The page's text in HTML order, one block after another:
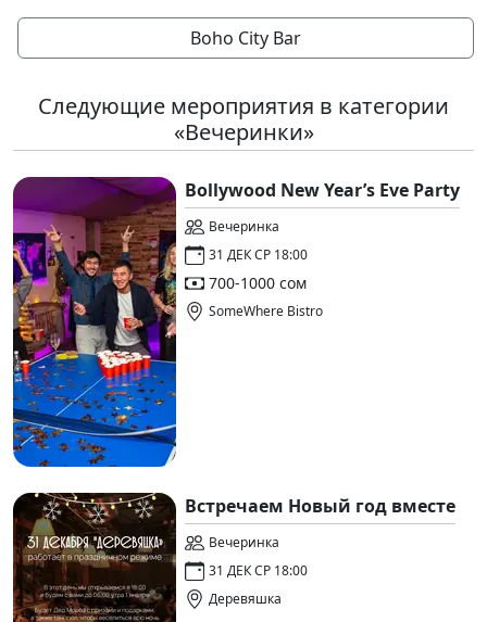
Boho City Bar
Следующие мероприятия в категории
«Вечеринки»
Bollywood New Year’s Eve Party
Вечеринка
31 ДЕК СР 18:00
700-1000 сом
SomeWhere Bistro
Встречаем Новый год вместе
Вечеринка
31 ДЕК СР 18:00
Деревяшка